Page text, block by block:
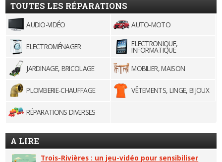
TOUTES LES RÉPARATIONS
AUDIO-VIDÉO AUTO-MOTO
ELECTROMÉNAGER ELECTRONIQUE,
INFORMATIQUE
JARDINAGE, BRICOLAGE
MOBILIER, MAISON
PLOMBERIE-CHAUFFAGE VÊTEMENTS, LINGE, BIJOUX
RÉPARATIONS DIVERSES
A LIRE
Trois-Rivières : un jeu-vidéo pour sensibiliser